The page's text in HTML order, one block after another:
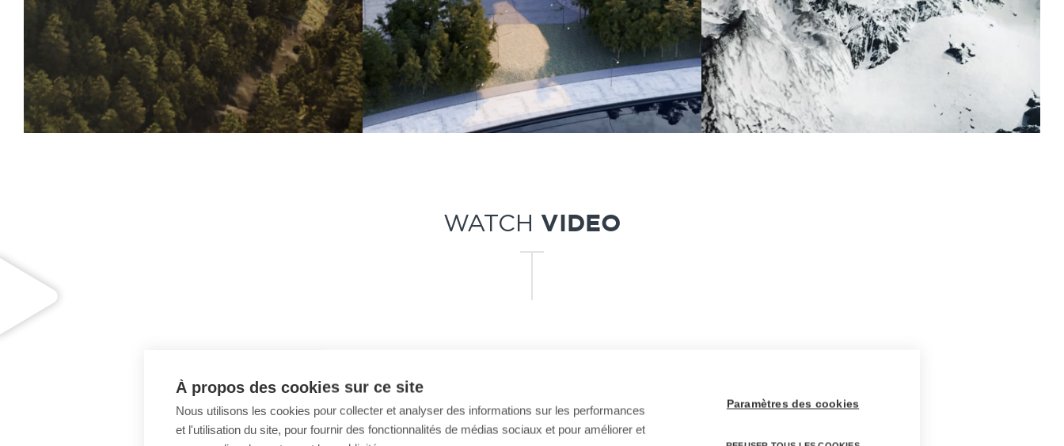
WATCH VIDEO
À propos des cookies sur ce site
Nous utilisons les cookies pour collecter et analyser des informations sur les performances
et l'utilisation du site, pour fournir des fonctionnalités de médias sociaux et pour améliorer et
Paramètres des cookies